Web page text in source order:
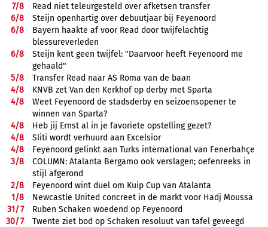
7/8
Read niet teleurgesteld over afketsen transfer
6/8
Steijn openhartig over debuutjaar bij Feyenoord
6/8
Bayern haakte af voor Read door twijfelachtig
blessureverleden
6/8
Steijn kent geen twijfel: "Daarvoor heeft Feyenoord me
gehaald"
5/8
Transfer Read naar AS Roma van de baan
4/8
KNVB zet Van den Kerkhof op derby met Sparta
4/8
Weet Feyenoord de stadsderby en seizoensopener te
winnen van Sparta?
4/8
Heb jij Ernst al in je favoriete opstelling gezet?
4/8
Sliti wordt verhuurd aan Excelsior
4/8
Feyenoord gelinkt aan Turks international van Fenerbahçe
3/8
COLUMN: Atalanta Bergamo ook verslagen; oefenreeks in
stijl afgerond
2/8
Feyenoord wint duel om Kuip Cup van Atalanta
1/8
Newcastle United concreet in de markt voor Hadj Moussa
31/7
Ruben Schaken woedend op Feyenoord
30/7
Twente ziet bod op Schaken resoluut van tafel geveegd